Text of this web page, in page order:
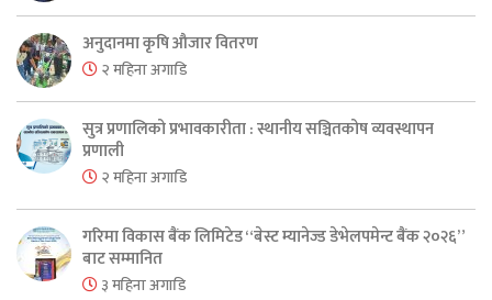
अनुदानमा कृषि औजार वितरण
२ महिना अगाडि
सुत्र प्रणालिको प्रभावकारीता : स्थानीय सञ्चितकोष व्यवस्थापन
प्रणाली
२ महिना अगाडि
गरिमा विकास बैंक लिमिटेड “बेस्ट म्यानेज्ड डेभेलपमेन्ट बैंक २०२६”
बाट सम्मानित
३ महिना अगाडि